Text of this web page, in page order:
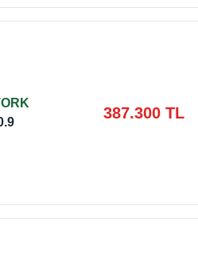
387.300 TL